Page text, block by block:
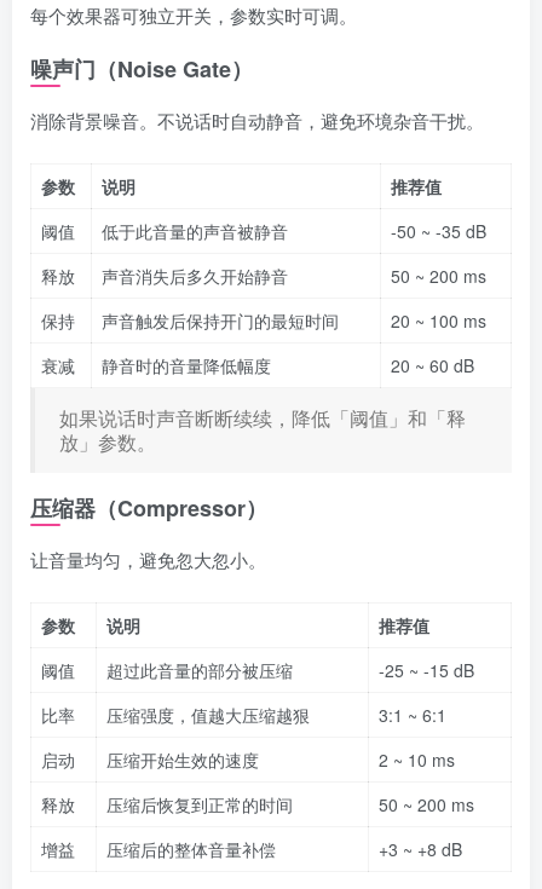
每个效果器可独立开关，参数实时可调。
噪声门（Noise Gate）
消除背景噪音。不说话时自动静音，避免环境杂音干扰。
参数 说明
推荐值
阈值
低于此音量的声音被静音
-50 ~ -35 dB
释放
声音消失后多久开始静音
50 ~ 200 ms
保持
声音触发后保持开门的最短时间
20 ~ 100 ms
衰减
静音时的音量降低幅度 20 ~ 60 dB
如果说话时声音断断续续，降低「阈值」和「释
放」参数。
压缩器（Compressor）
让音量均匀，避免忽大忽小。
参数 说明
推荐值
阈值
超过此音量的部分被压缩
-25 ~ -15 dB
比率
压缩强度，值越大压缩越狠
3:1 ~ 6:1
启动
压缩开始生效的速度
2 ~ 10 ms
释放
压缩后恢复到正常的时间
50 ~ 200 ms
增益
压缩后的整体音量补偿 +3 ~ +8 dB